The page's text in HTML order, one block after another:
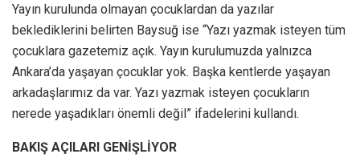
Yayın kurulunda olmayan çocuklardan da yazılar
beklediklerini belirten Baysuğ ise “Yazı yazmak isteyen tüm
çocuklara gazetemiz açık. Yayın kurulumuzda yalnızca
Ankara’da yaşayan çocuklar yok. Başka kentlerde yaşayan
arkadaşlarımız da var. Yazı yazmak isteyen çocukların
nerede yaşadıkları önemli değil” ifadelerini kullandı.
BAKIŞ AÇILARI GENİŞLİYOR